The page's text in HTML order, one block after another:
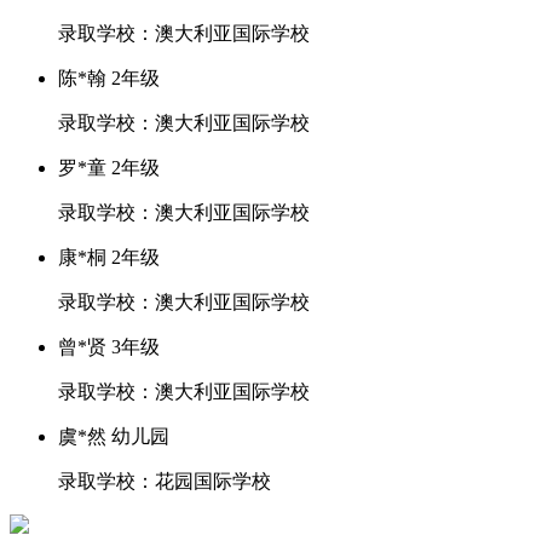
录取学校：澳大利亚国际学校
陈*翰 2年级
录取学校：澳大利亚国际学校
罗*童 2年级
录取学校：澳大利亚国际学校
康*桐 2年级
录取学校：澳大利亚国际学校
曾*贤 3年级
录取学校：澳大利亚国际学校
虞*然 幼儿园
录取学校：花园国际学校